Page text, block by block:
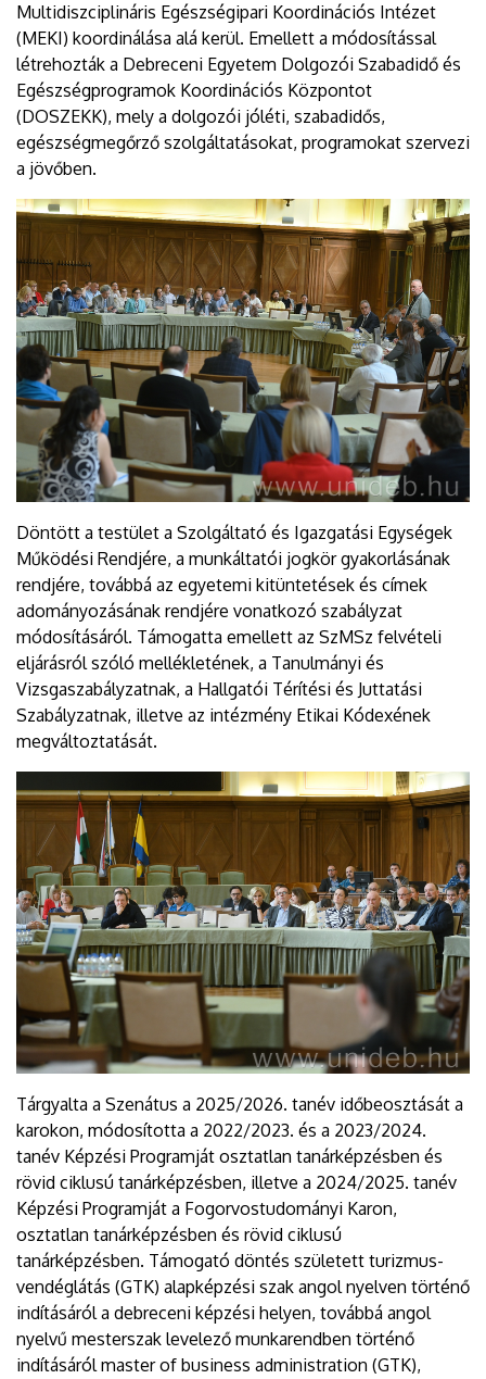
Multidiszciplináris Egészségipari Koordinációs Intézet
(MEKI) koordinálása alá kerül. Emellett a módosítással
létrehozták a Debreceni Egyetem Dolgozói Szabadidő és
Egészségprogramok Koordinációs Központot
(DOSZEKK), mely a dolgozói jóléti, szabadidős,
egészségmegőrző szolgáltatásokat, programokat szervezi
a jövőben.
Döntött a testület a Szolgáltató és Igazgatási Egységek
Működési Rendjére, a munkáltatói jogkör gyakorlásának
rendjére, továbbá az egyetemi kitüntetések és címek
adományozásának rendjére vonatkozó szabályzat
módosításáról. Támogatta emellett az SzMSz felvételi
eljárásról szóló mellékletének, a Tanulmányi és
Vizsgaszabályzatnak, a Hallgatói Térítési és Juttatási
Szabályzatnak, illetve az intézmény Etikai Kódexének
megváltoztatását.
Tárgyalta a Szenátus a 2025/2026. tanév időbeosztását a
karokon, módosította a 2022/2023. és a 2023/2024.
tanév Képzési Programját osztatlan tanárképzésben és
rövid ciklusú tanárképzésben, illetve a 2024/2025. tanév
Képzési Programját a Fogorvostudományi Karon,
osztatlan tanárképzésben és rövid ciklusú
tanárképzésben. Támogató döntés született turizmus-
vendéglátás (GTK) alapképzési szak angol nyelven történő
indításáról a debreceni képzési helyen, továbbá angol
nyelvű mesterszak levelező munkarendben történő
indításáról master of business administration (GTK),